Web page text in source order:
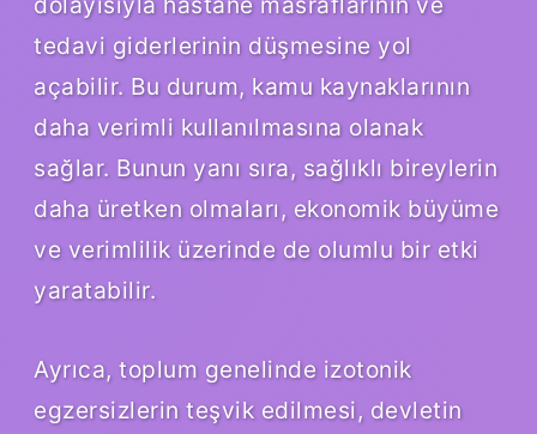
tedavi giderlerinin düşmesine yol
açabilir. Bu durum, kamu kaynaklarının
daha verimli kullanılmasına olanak
sağlar. Bunun yanı sıra, sağlıklı bireylerin
daha üretken olmaları, ekonomik büyüme
ve verimlilik üzerinde de olumlu bir etki
yaratabilir.
Ayrıca, toplum genelinde izotonik
egzersizlerin teşvik edilmesi, devletin